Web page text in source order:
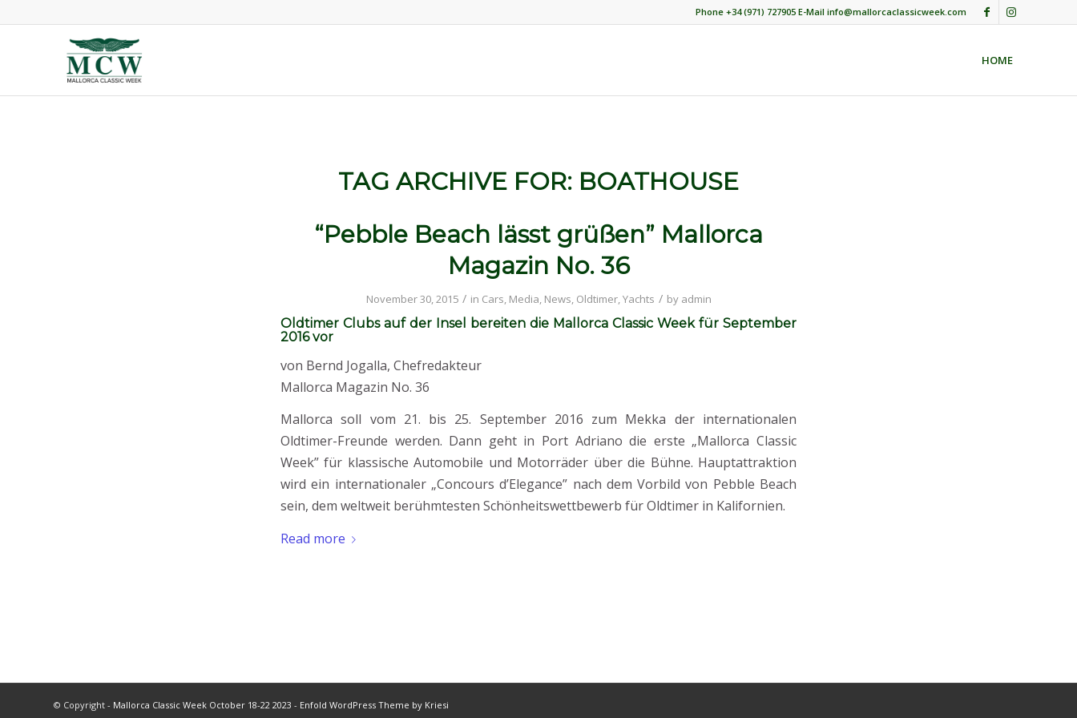
Phone +34 (971) 727905 E-Mail info@mallorcaclassicweek.com
HOME
TAG ARCHIVE FOR: BOATHOUSE
“Pebble Beach lässt grüßen” Mallorca
Magazin No. 36
November 30, 2015 / in Cars, Media, News, Oldtimer,Yachts / by admin
Oldtimer Clubs auf der Insel bereiten die Mallorca Classic Week für September
2016 vor
von Bernd Jogalla, Chefredakteur
Mallorca Magazin No. 36
Mallorca soll vom 21. bis 25. September 2016 zum Mekka der internationalen
Oldtimer-Freunde werden. Dann geht in Port Adriano die erste „Mallorca Classic
Week” für klassische Automobile und Motorräder über die Bühne. Hauptattraktion
wird ein internationaler „Concours d’Elegance” nach dem Vorbild von Pebble Beach
sein, dem weltweit berühmtesten Schönheitswettbewerb für Oldtimer in Kalifornien.
Read more
© Copyright - Mallorca Classic Week October 18-22 2023 - Enfold WordPress Theme by Kriesi